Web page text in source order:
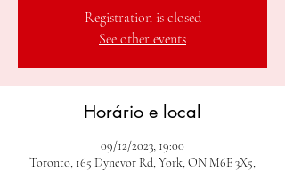
Registration is closed
See other events
Horário e local
09/12/2023, 19:00
Toronto, 165 Dynevor Rd, York, ON M6E 3X5,